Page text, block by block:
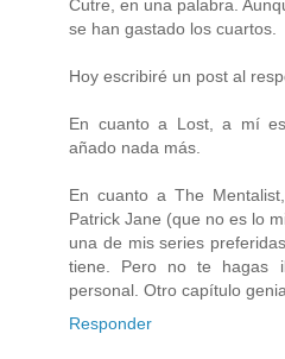
Cutre, en una palabra.
se han gastado los cuartos.
Hoy escribiré un post al
En cuanto a Lost, a mí
añado nada más.
En cuanto a The
Patrick Jane (que no es lo
una de mis series
tiene. Pero no te hagas
personal. Otro capítulo
Responder